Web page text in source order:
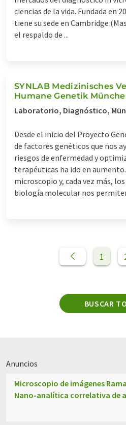
ciencias de la vida. Fundada en
tiene su sede en Cambridge
el respaldo de ...
SYNLAB Medizinisches
Humane Genetik
Laboratorio, Diagnóstico,
Desde el inicio del Proyecto
de factores genéticos que nos
riesgos de enfermedad y
terapéuticas ha ido en
microscopio y, cada vez más,
biología molecular nos
1
BUSCAR
Anuncios
Microscopio de imágenes
Nano-analítica correlativa de